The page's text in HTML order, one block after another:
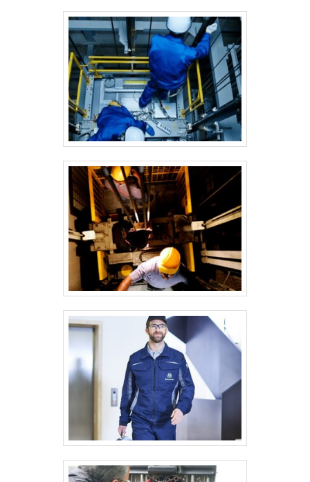
elevadores com ótima qualidade e
proteção.Apresentando produtos de alto
padrão, a empresa conta com profissionais
especializados e instalações modernas e
em bom estado, conquistando então a
confiança de todos. A Montville Elevadores
é uma empresa que tem sido preferência
no segmento pela seriedade e qualidade
que garante uma entrega de excelência de
ponta a ponta.